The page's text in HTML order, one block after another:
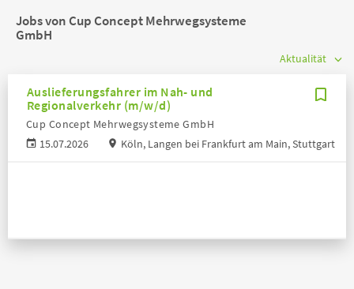
Jobs von Cup Concept Mehrwegsysteme
GmbH
Auslieferungsfahrer im Nah- und
Regionalverkehr (m/w/d)
15.07.2026
Cup Concept Mehrwegsysteme GmbH
Köln, Langen bei Frankfurt am Main, Stuttgart